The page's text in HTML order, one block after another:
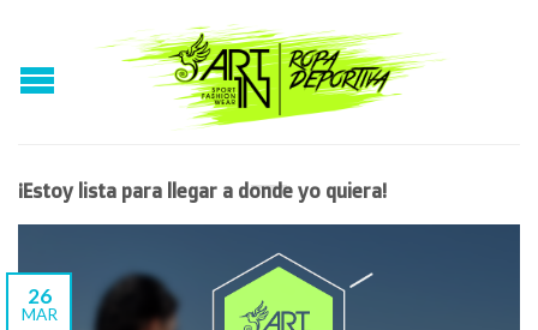
¡Estoy lista para llegar a donde yo quiera!
26
MAR